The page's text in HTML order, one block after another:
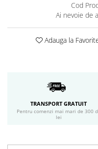
Cod
Ai nevoie de
Adauga la
TRANSPORT GRATUIT
Pentru comenzi mai mari de 300
lei